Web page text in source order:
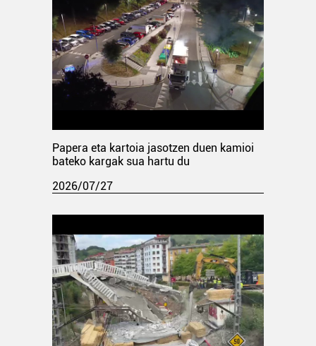
Papera eta kartoia jasotzen duen kamioi
bateko kargak sua hartu du
2026/07/27